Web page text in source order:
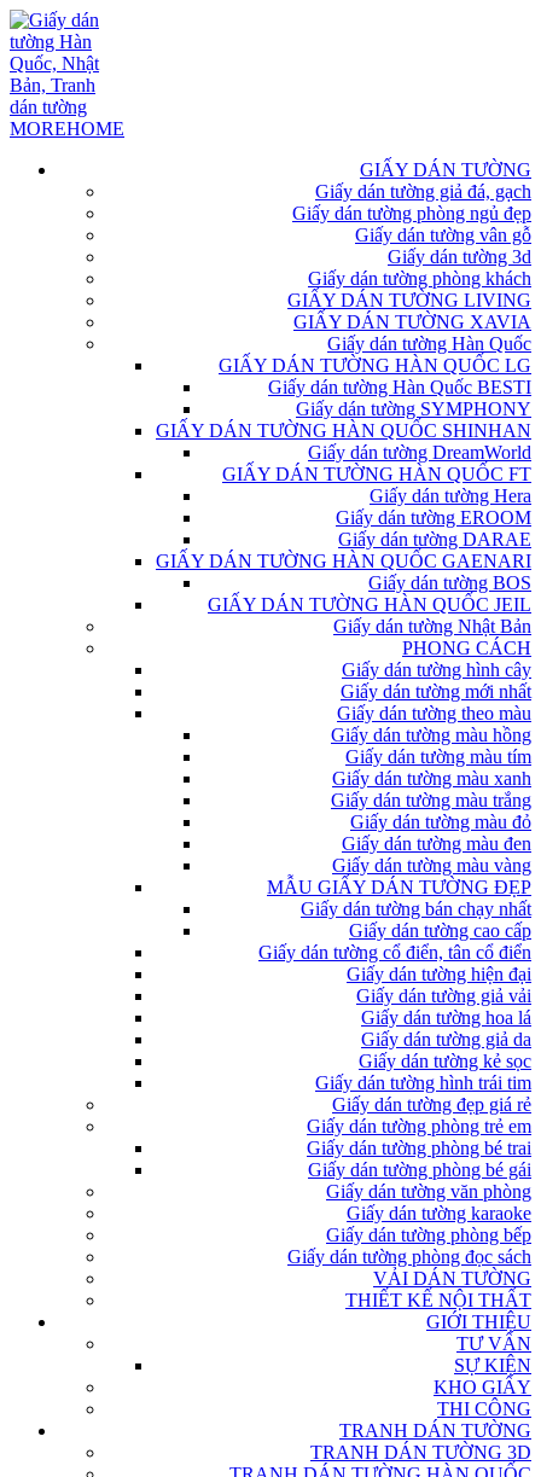
GIẤY DÁN TƯỜNG
Giấy dán tường giả đá, gạch
Giấy dán tường phòng ngủ đẹp
Giấy dán tường vân gỗ
Giấy dán tường 3d
Giấy dán tường phòng khách
GIẤY DÁN TƯỜNG LIVING
GIẤY DÁN TƯỜNG XAVIA
Giấy dán tường Hàn Quốc
GIẤY DÁN TƯỜNG HÀN QUỐC LG
Giấy dán tường Hàn Quốc BESTI
Giấy dán tường SYMPHONY
GIẤY DÁN TƯỜNG HÀN QUỐC SHINHAN
Giấy dán tường DreamWorld
GIẤY DÁN TƯỜNG HÀN QUỐC FT
Giấy dán tường Hera
Giấy dán tường EROOM
Giấy dán tường DARAE
GIẤY DÁN TƯỜNG HÀN QUỐC GAENARI
Giấy dán tường BOS
GIẤY DÁN TƯỜNG HÀN QUỐC JEIL
Giấy dán tường Nhật Bản
PHONG CÁCH
Giấy dán tường hình cây
Giấy dán tường mới nhất
Giấy dán tường theo màu
Giấy dán tường màu hồng
Giấy dán tường màu tím
Giấy dán tường màu xanh
Giấy dán tường màu trắng
Giấy dán tường màu đỏ
Giấy dán tường màu đen
Giấy dán tường màu vàng
MẪU GIẤY DÁN TƯỜNG ĐẸP
Giấy dán tường bán chạy nhất
Giấy dán tường cao cấp
Giấy dán tường cổ điển, tân cổ điển
Giấy dán tường hiện đại
Giấy dán tường giả vải
Giấy dán tường hoa lá
Giấy dán tường giả da
Giấy dán tường kẻ sọc
Giấy dán tường hình trái tim
Giấy dán tường đẹp giá rẻ
Giấy dán tường phòng trẻ em
Giấy dán tường phòng bé trai
Giấy dán tường phòng bé gái
Giấy dán tường văn phòng
Giấy dán tường karaoke
Giấy dán tường phòng bếp
Giấy dán tường phòng đọc sách
VẢI DÁN TƯỜNG
THIẾT KẾ NỘI THẤT
GIỚI THIỆU
TƯ VẤN
SỰ KIỆN
KHO GIẤY
THI CÔNG
TRANH DÁN TƯỜNG
TRANH DÁN TƯỜNG 3D